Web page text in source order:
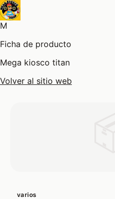
M
Ficha de producto
Mega kiosco titan
Volver al sitio web
varios